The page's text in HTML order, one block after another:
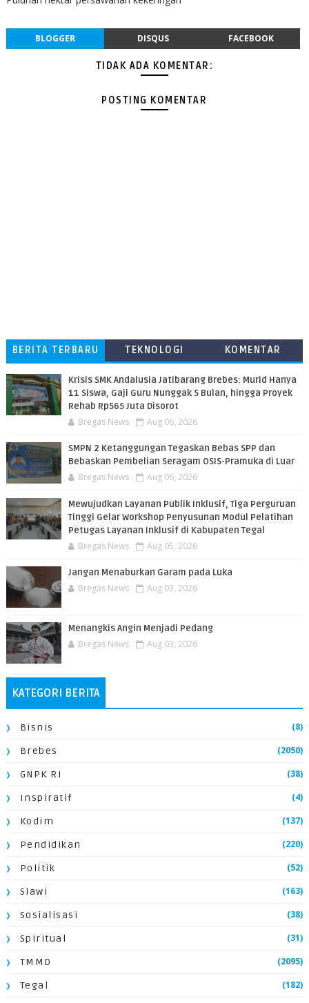
BLOGGER DISQUS FACEBOOK
TIDAK ADA KOMENTAR:
POSTING KOMENTAR
BERITA TERBARU TEKNOLOGI
KOMENTAR
Krisis SMK Andalusia Jatibarang Brebes: Murid Hanya
11 Siswa, Gaji Guru Nunggak 5 Bulan, hingga Proyek
Rehab Rp565 Juta Disorot
Bregas News Aug 06, 2026
SMPN 2 Ketanggungan Tegaskan Bebas SPP dan
Bebaskan Pembelian Seragam OSIS-Pramuka di Luar
Bregas News Aug 06, 2026
​Mewujudkan Layanan Publik Inklusif, Tiga Perguruan
Tinggi Gelar Workshop Penyusunan Modul Pelatihan
Petugas Layanan Inklusif di Kabupaten Tegal
Bregas News Aug 05, 2026
Jangan Menaburkan Garam pada Luka
Bregas News Aug 03, 2026
Menangkis Angin Menjadi Pedang
Bregas News Aug 03, 2026
KATEGORI BERITA
Bisnis (8)
Brebes (2050)
GNPK RI (38)
Inspiratif (4)
Kodim (137)
Pendidikan (220)
Politik (52)
Slawi (163)
Sosialisasi (38)
Spiritual (31)
TMMD (2095)
Tegal (182)